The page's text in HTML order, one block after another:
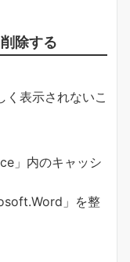
除する
く表示されないこ
」内のキャッシ
」を整